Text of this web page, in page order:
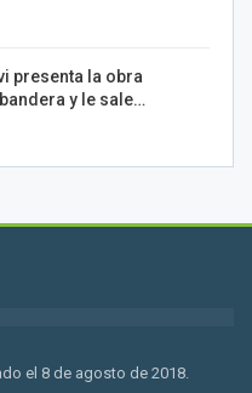
presenta la obra
y le sale…
el 8 de agosto de 2018.